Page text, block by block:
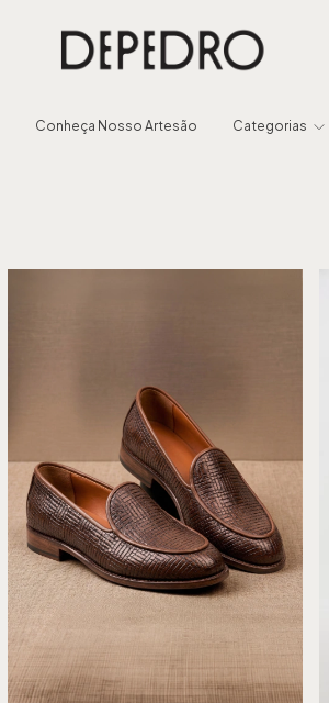
Conheça Nosso Artesão Categorias